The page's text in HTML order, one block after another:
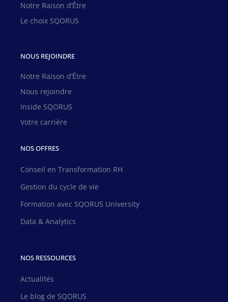
Notre Raison d’Être
Le choix SQORUS
NOUS REJOINDRE
Notre Raison d’Être
Nous rejoindre
Inside SQORUS
Votre carrière
NOS OFFRES
Conseil en Transformation RH
Gestion du cycle de vie
Formation avec SQORUS University
Data & Analytics
NOS RESSOURCES
Actualités
Le blog de SQORUS